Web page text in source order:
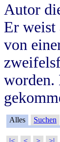
Autor
Er weist
von
worden.
Alles Suchen